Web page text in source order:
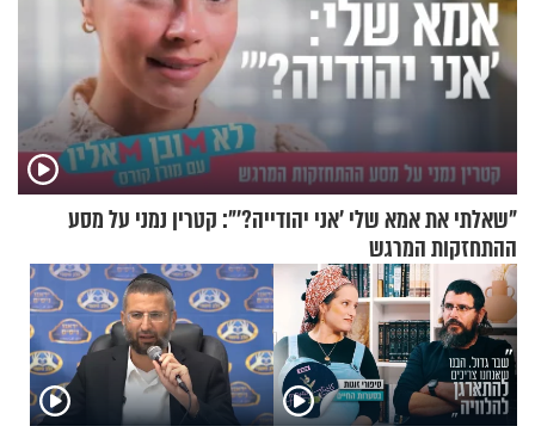
"שאלתי את אמא שלי 'אני יהודייה?'": קטרין נמני על מסע
ההתחזקות המרגש